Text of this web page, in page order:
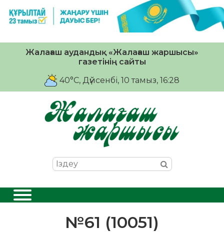
Жалағаш аудандық «Жалағаш жаршысы»
газетінің сайты
40°C, Дүйсенбі, 10 тамыз, 16:28
№61 (10051)